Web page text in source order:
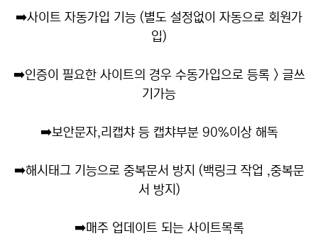
➡️사이트 자동가입 기능 (별도 설정없이 자동으로 회원가
입)
➡️인증이 필요한 사이트의 경우 수동가입으로 등록 > 글쓰
기가능
➡️보안문자,리캡챠 등 캡챠부분 90%이상 해독
➡️해시태그 기능으로 중복문서 방지 (백링크 작업 ,중복문
서 방지)
➡️매주 업데이트 되는 사이트목록